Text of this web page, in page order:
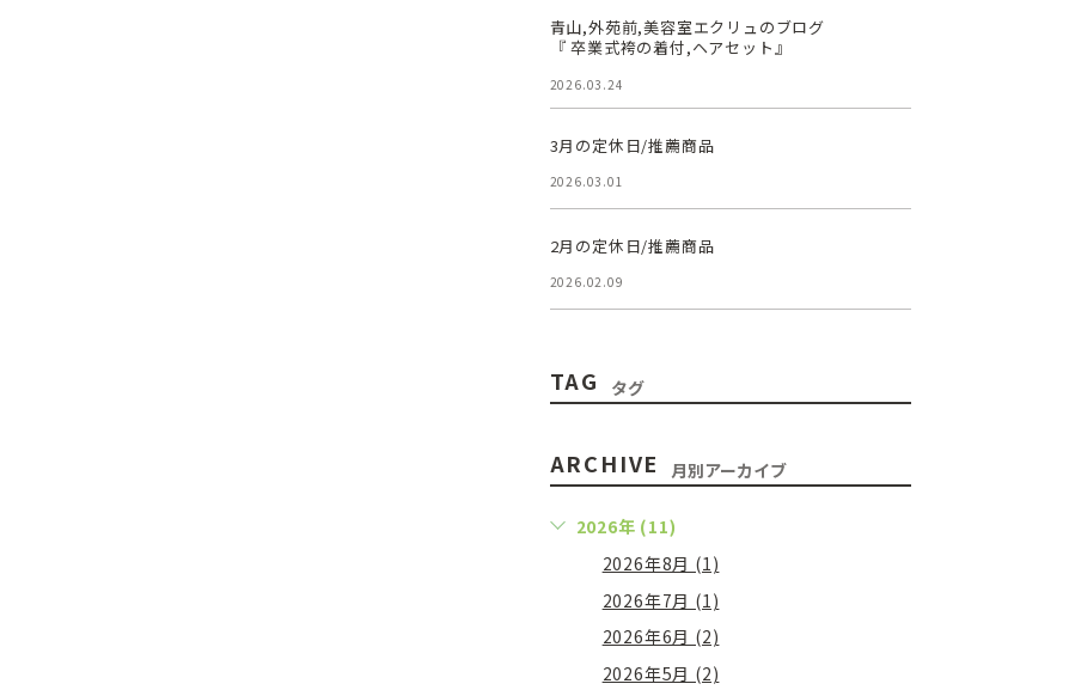
青山,外苑前,美容室エクリュのブログ
『 卒業式袴の着付,ヘアセット』
2026.03.24
3月の定休日/推薦商品
2026.03.01
2月の定休日/推薦商品
2026.02.09
TAG タグ
ARCHIVE 月別アーカイブ
2026年 (11)
2026年8月 (1)
2026年7月 (1)
2026年6月 (2)
2026年5月 (2)